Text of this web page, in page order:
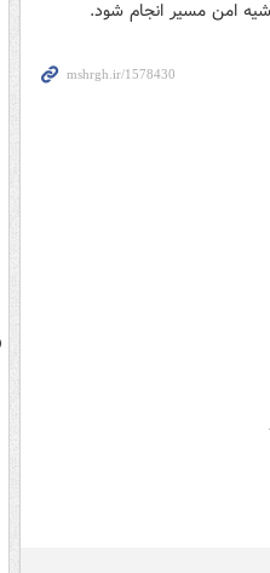
امن مسیر انجام شود.